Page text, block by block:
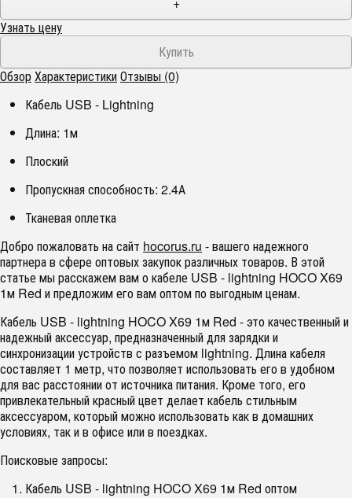
Узнать цену
ОбзорХарактеристикиОтзывы (0)
Кабель USB - Lightning
Длина: 1м
Плоский
Пропускная способность: 2.4А
Тканевая оплетка
Добро пожаловать на сайт hocorus.ru - вашего надежного
партнера в сфере оптовых закупок различных товаров. В этой
статье мы расскажем вам о кабеле USB - lightning HOCO X69
1м Red и предложим его вам оптом по выгодным ценам.
Кабель USB - lightning HOCO X69 1м Red - это качественный и
надежный аксессуар, предназначенный для зарядки и
синхронизации устройств с разъемом lightning. Длина кабеля
составляет 1 метр, что позволяет использовать его в удобном
для вас расстоянии от источника питания. Кроме того, его
привлекательный красный цвет делает кабель стильным
аксессуаром, который можно использовать как в домашних
условиях, так и в офисе или в поездках.
Поисковые запросы:
Кабель USB - lightning HOCO X69 1м Red оптом